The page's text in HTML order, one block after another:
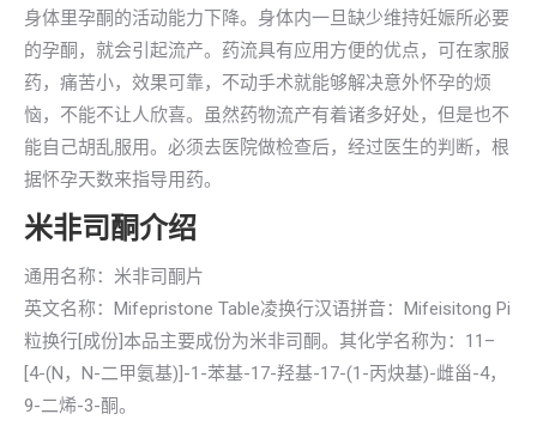
身体里孕酮的活动能力下降。身体内一旦缺少维持妊娠所必要
的孕酮，就会引起流产。药流具有应用方便的优点，可在家服
药，痛苦小，效果可靠，不动手术就能够解决意外怀孕的烦
恼，不能不让人欣喜。虽然药物流产有着诸多好处，但是也不
能自己胡乱服用。必须去医院做检查后，经过医生的判断，根
据怀孕天数来指导用药。
米非司酮介绍
通用名称：米非司酮片
英文名称：Mifepristone Table凌换行汉语拼音：Mifeisitong Pi
粒换行[成份]本品主要成份为米非司酮。其化学名称为：11–
[4-(N，N-二甲氨基)]-1-苯基-17-羟基-17-(1-丙炔基)-雌甾-4，
9-二烯-3-酮。